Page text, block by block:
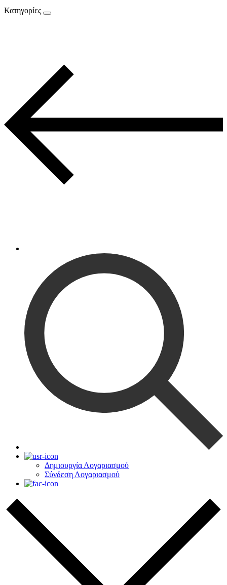
Κατηγορίες
Δημιουργία Λογαριασμού
Σύνδεση Λογαριασμού